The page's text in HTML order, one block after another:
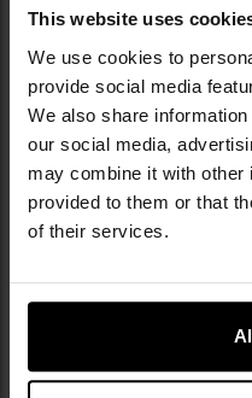
This website uses
We use cookies to
provide social media
We also share
our social media,
may combine it with other
provided to them or that
of their services.
4 199,76 грн
ДО КОШИКА